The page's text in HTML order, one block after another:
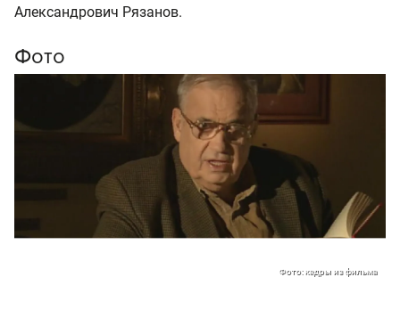
Александрович Рязанов.
Фото
Фото: кадры из фильма